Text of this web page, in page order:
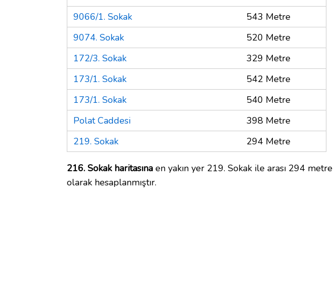
9066/1. Sokak
543 Metre
9074. Sokak
520 Metre
172/3. Sokak
329 Metre
173/1. Sokak
542 Metre
173/1. Sokak
540 Metre
Polat Caddesi
398 Metre
219. Sokak
294 Metre
216. Sokak haritasına en yakın yer 219. Sokak ile arası 294 metre
olarak hesaplanmıştır.